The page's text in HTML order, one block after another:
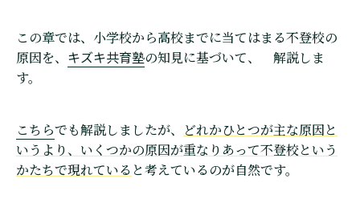
この章では、小学校から高校までに当てはまる不登校の
原因を、 キズキ共育塾の知見に基づいて、 解説しま
す。
こちらでも解説しましたが、
どれかひとつが主な原因と
いうより、いくつかの原因が重なりあって不登校という
かたちで現れている と考えているのが自然です。